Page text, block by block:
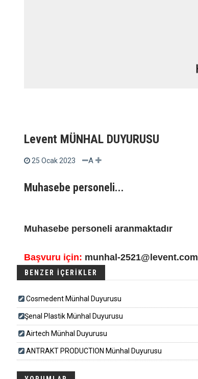
Levent MÜNHAL DUYURUSU
25 Ocak 2023 A
Muhasebe personeli...
Muhasebe personeli aranmaktadır
Başvuru için: munhal-2521@levent.com
BENZER İÇERİKLER
Cosmedent Münhal Duyurusu
​​​Şenal Plastik Münhal Duyurusu
Airtech Münhal Duyurusu
ANTRAKT PRODUCTION Münhal Duyurusu